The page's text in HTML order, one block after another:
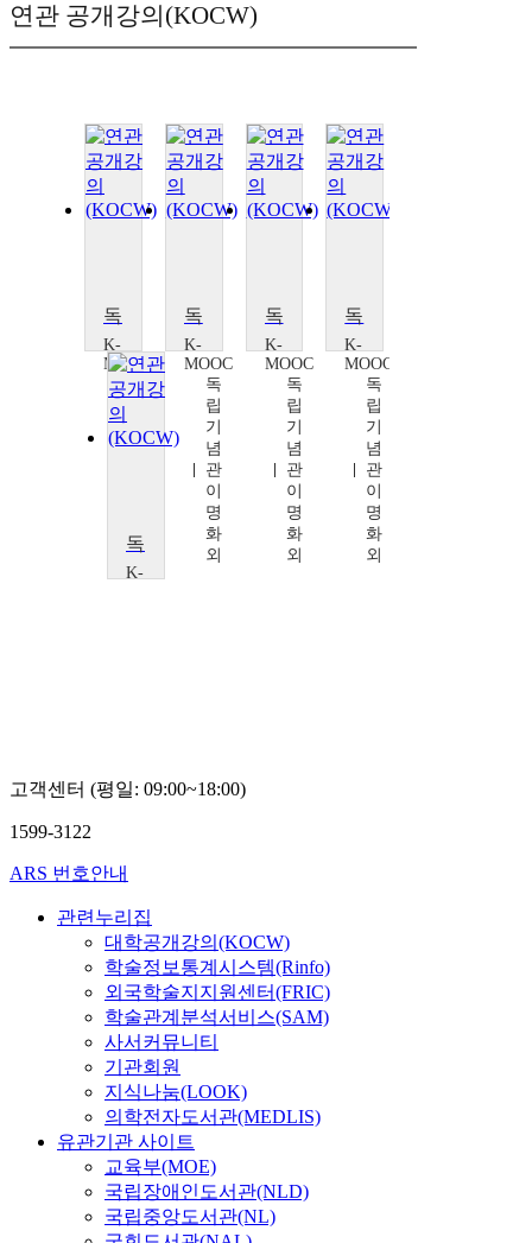
연관 공개강의(KOCW)
K-
MOOC
독
기
념
화
외
K-
MOOC
독
립
기
념
관
이
명
화
외
K-
MOOC
독
립
기
념
관
이
명
화
외
K-
MOOC
독
립
기
념
관
이
명
화
외
K-
외
고객센터 (평일: 09:00~18:00)
1599-3122
ARS 번호안내
관련누리집
대학공개강의(KOCW)
학술정보통계시스템(Rinfo)
외국학술지지원센터(FRIC)
학술관계분석서비스(SAM)
사서커뮤니티
기관회원
지식나눔(LOOK)
의학전자도서관(MEDLIS)
유관기관 사이트
교육부(MOE)
국립장애인도서관(NLD)
국립중앙도서관(NL)